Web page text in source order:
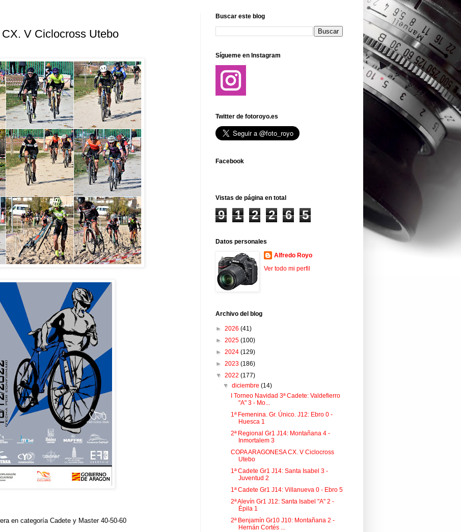
V Ciclocross Utebo
en categoría Cadete y Master 40-50-60
Buscar este blog
Sígueme en Instagram
Twitter de fotoroyo.es
Facebook
Vistas de página en total
9 1 2 2 6 5
Datos personales
Alfredo Royo
Ver todo mi perfil
Archivo del blog
► 2026 (41)
► 2025 (100)
► 2024 (129)
► 2023 (186)
▼ 2022 (177)
▼diciembre(14)
I Torneo Navidad 3ª Cadete: Valdefierro
"A" 3 - Mo...
1ª Femenina. Gr. Único. J12: Ebro 0 -
Huesca 1
2ª Regional Gr1 J14: Montañana 4 -
Inmortalem 3
COPA ARAGONESA CX. V Ciclocross
Utebo
1ª Cadete Gr1 J14: Santa Isabel 3 -
Juventud 2
1ª Cadete Gr1 J14: Villanueva 0 - Ebro 5
2ª Alevín Gr1 J12: Santa Isabel "A" 2 -
Épila 1
2ª Benjamín Gr10 J10: Montañana 2 -
Hernán Cortés ...